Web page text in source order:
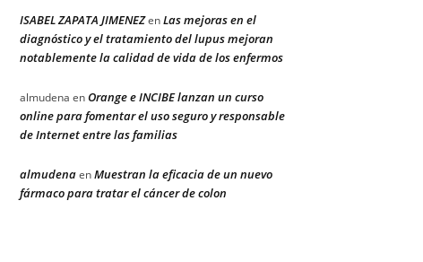
ISABEL ZAPATA JIMENEZenLas mejoras en el
diagnóstico y el tratamiento del lupus mejoran
notablemente la calidad de vida de los enfermos
almudena enOrange e INCIBE lanzan un curso
online para fomentar el uso seguro y responsable
de Internet entre las familias
almudenaenMuestran la eficacia de un nuevo
fármaco para tratar el cáncer de colon